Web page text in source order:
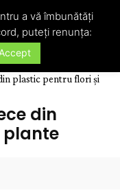
plastic pentru flori și
din
plante
a vă îmbunătăți
puteți renunța:
Accept